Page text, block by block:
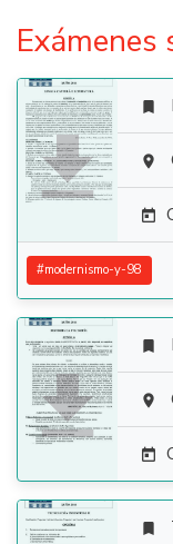
Exámenes




#modernismo-y-98




